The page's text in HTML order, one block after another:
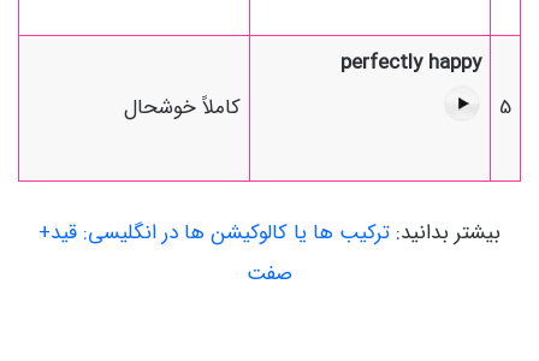
5
perfectly happy
کاملاً خوشحال
بیشتر بدانید: ترکیب ها یا کالوکیشن ها در انگلیسی: قید+
صفت